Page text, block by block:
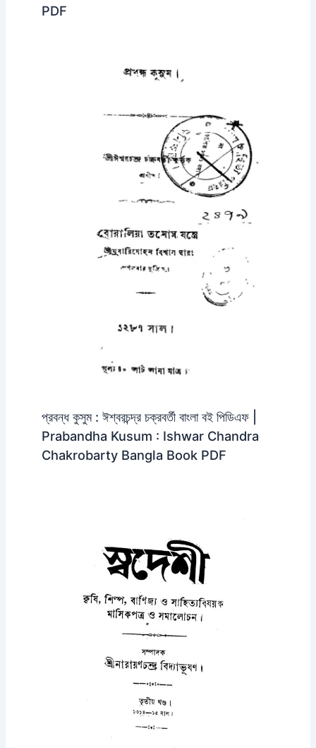
PDF
প্রবন্ধ কুসুম : ঈশ্বরচন্দ্র চক্রবর্তী বাংলা বই পিডিএফ |
Prabandha Kusum : Ishwar Chandra
Chakrobarty Bangla Book PDF